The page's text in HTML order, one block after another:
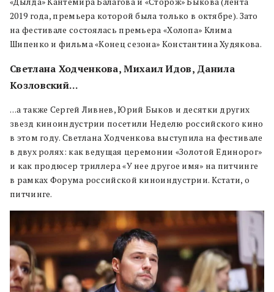
2019 года, премьера которой была только в октябре). Зато
на фестивале состоялась премьера «Холопа» Клима
Шипенко и фильма «Конец сезона» Константина Худякова.
Светлана Ходченкова, Михаил Идов, Данила
Козловский…
…а также Сергей Ливнев, Юрий Быков и десятки других
звезд киноиндустрии посетили Неделю российского кино
в этом году. Светлана Ходченкова выступила на фестивале
в двух ролях: как ведущая церемонии «Золотой Единорог»
и как продюсер триллера «У нее другое имя» на питчинге
в рамках Форума российской киноиндустрии. Кстати, о
питчинге.